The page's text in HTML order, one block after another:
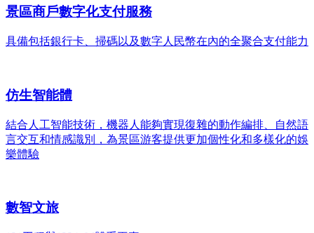
景區商戶數字化支付服務
具備包括銀行卡、掃碼以及數字人民幣在內的全聚合支付能力
仿生智能體
結合人工智能技術，機器人能夠實現復雜的動作編排、自然語
言交互和情感識別，為景區游客提供更加個性化和多樣化的娛
樂體驗
數智文旅